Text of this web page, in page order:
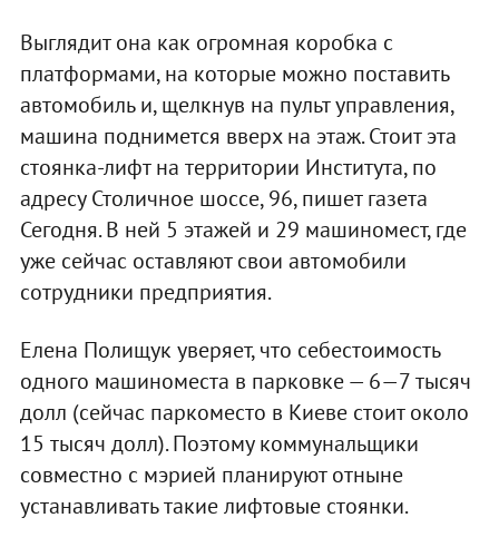
Выглядит она как огромная коробка с
платформами, на которые можно поставить
автомобиль и, щелкнув на пульт управления,
машина поднимется вверх на этаж. Стоит эта
стоянка-лифт на территории Института, по
адресу Столичное шоссе, 96, пишет газета
Сегодня. В ней 5 этажей и 29 машиномест, где
уже сейчас оставляют свои автомобили
сотрудники предприятия.
Елена Полищук уверяет, что себестоимость
одного машиноместа в парковке — 6—7 тысяч
долл (сейчас паркоместо в Киеве стоит около
15 тысяч долл). Поэтому коммунальщики
совместно с мэрией планируют отныне
устанавливать такие лифтовые стоянки.